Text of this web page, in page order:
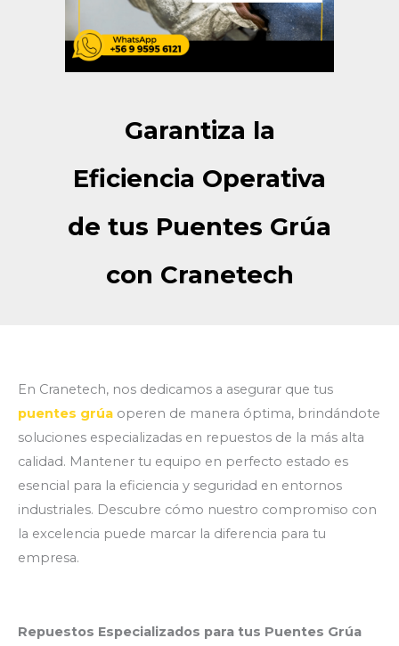
Garantiza la
Eficiencia Operativa
de tus Puentes Grúa
con Cranetech
En Cranetech, nos dedicamos a asegurar que tus
puentes grúa operen de manera óptima, brindándote
soluciones especializadas en repuestos de la más alta
calidad. Mantener tu equipo en perfecto estado es
esencial para la eficiencia y seguridad en entornos
industriales. Descubre cómo nuestro compromiso con
la excelencia puede marcar la diferencia para tu
empresa.
Repuestos Especializados para tus Puentes Grúa